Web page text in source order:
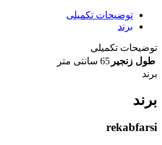
توضیحات تکمیلی
برند
توضیحات تکمیلی
طول زنجیر 65 سانتی متر
برند
برند
rekabfarsi